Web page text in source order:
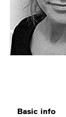
Basic info